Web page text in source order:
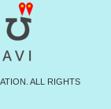
ALL RIGHTS